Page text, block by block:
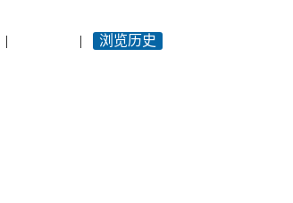
| | 浏览历史